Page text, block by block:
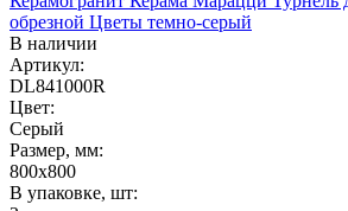
обрезной Цветы темно-серый
В наличии
Артикул:
DL841000R
Цвет:
Серый
Размер, мм:
800x800
В упаковке, шт: